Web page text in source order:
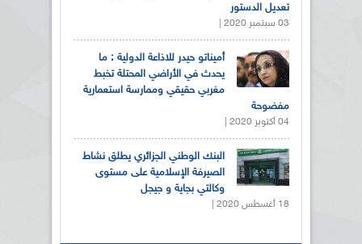
تعديل الدستور
03 سبتمبر 2020 |
أميناتو حيدر للاذاعة الدولية : ما
يحدث في الأراضي المحتلة تخبط
مغربي حقيقي وممارسة استعمارية
مفضوحة
04 أكتوبر 2020 |
البنك الوطني الجزائري يطلق نشاط
الصيرفة الإسلامية على مستوى
وكالتي بجاية و جيجل
18 أغسطس 2020 |